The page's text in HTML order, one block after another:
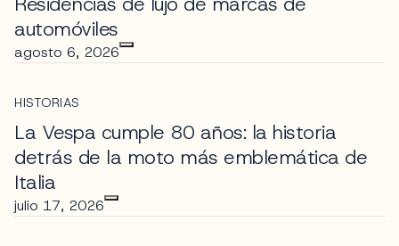
automóviles
agosto 6, 2026
HISTORIAS
La Vespa cumple 80 años: la historia
detrás de la moto más emblemática de
Italia
julio 17, 2026